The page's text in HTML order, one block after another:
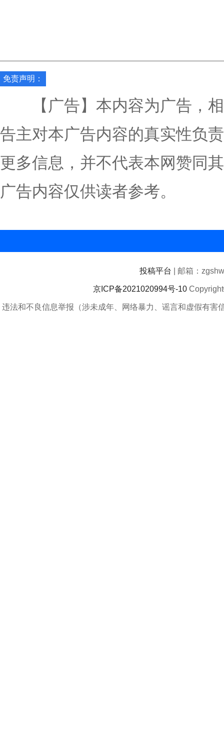
免责声明：
【广告】本内容为广告，相
告主对本广告内容的真实性负
更多信息，并不代表本网赞同
广告内容仅供读者参考。
投稿平台 | 邮箱：
京ICP备2021020994号-10
违法和不良信息举报（涉未成年、网络暴力、谣言和虚假有